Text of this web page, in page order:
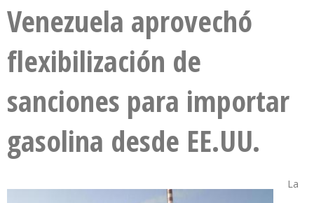
Venezuela aprovechó
flexibilización de
sanciones para importar
gasolina desde EE.UU.
La